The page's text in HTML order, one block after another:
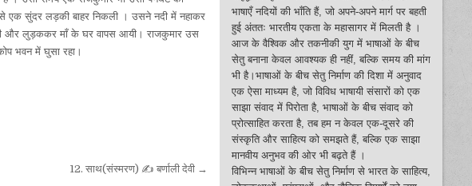
मूल
(असमीया):
लक्ष्मीनाथ
बेजबरुवा;
एक सुंदर लड़की बाहर निकली । उसने नदी में नहाकर
और लुड़ककर माँ के घर वापस आयी। राजकुमार उस
भवन में घुसा रहा।
12. साथ(संस्मरण) ✍ बर्णाली देवी →
भाषाएँ नदियों की भाँति हैं, जो अपने-अपने मार्ग पर बहती
हुई अंततः भारतीय एकता के महासागर में मिलती है ।
आज के वैश्विक और तकनीकी युग में भाषाओं के बीच
सेतु बनाना केवल आवश्यक ही नहीं, बल्कि समय की मांग
भी है।भाषाओं के बीच सेतु निर्माण की दिशा में अनुवाद
एक ऐसा माध्यम है, जो विविध भाषायी संसारों को एक
साझा संवाद में पिरोता है, भाषाओं के बीच संवाद को
प्रोत्साहित करता है, तब हम न केवल एक-दूसरे की
संस्कृति और साहित्य को समझते हैं, बल्कि एक साझा
मानवीय अनुभव की ओर भी बढ़ते हैं ।
विभिन्न भाषाओं के बीच सेतु निर्माण से भारत के साहित्य,